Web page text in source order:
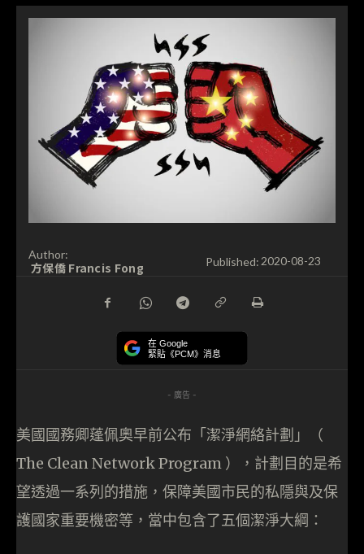
Author:
方保僑 Francis Fong Published:2020-08-23
在 Google
緊貼《PCM》消息
- 廣告 -
美國國務卿蓬佩奧早前公布「潔淨網絡計劃」（
The Clean Network Program ），計劃目的是希
望透過一系列的措施，保障美國市民的私隱與及保
護國家重要機密等，當中包含了五個潔淨大綱：